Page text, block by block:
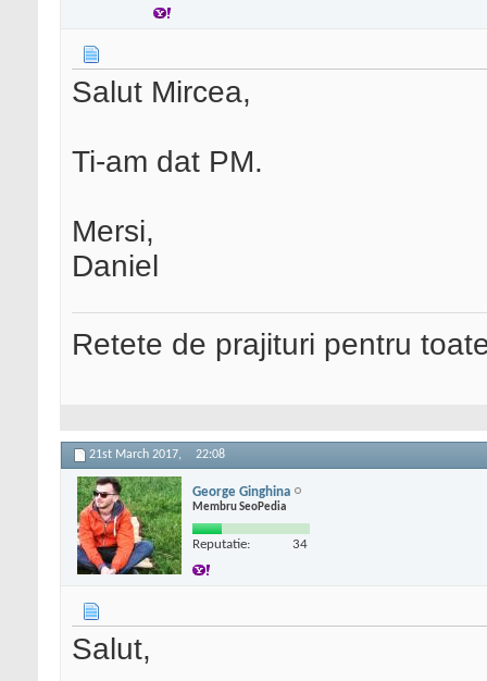
Salut Mircea,
Ti-am dat PM.
Mersi,
Daniel
Retete de prajituri pentru
21st March 2017, 22:08
George Ginghina
Membru SeoPedia
Reputatie: 34
Salut,